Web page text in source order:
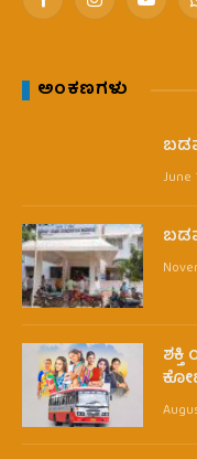
FacebookInstagram
ಅಂಕಣಗಳು
June